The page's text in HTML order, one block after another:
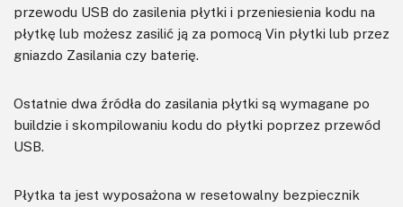
przewodu USB do zasilenia płytki i przeniesienia kodu na
płytkę lub możesz zasilić ją za pomocą Vin płytki lub przez
gniazdo Zasilania czy baterię.
Ostatnie dwa źródła do zasilania płytki są wymagane po
buildzie i skompilowaniu kodu do płytki poprzez przewód
USB.
Płytka ta jest wyposażona w resetowalny bezpiecznik